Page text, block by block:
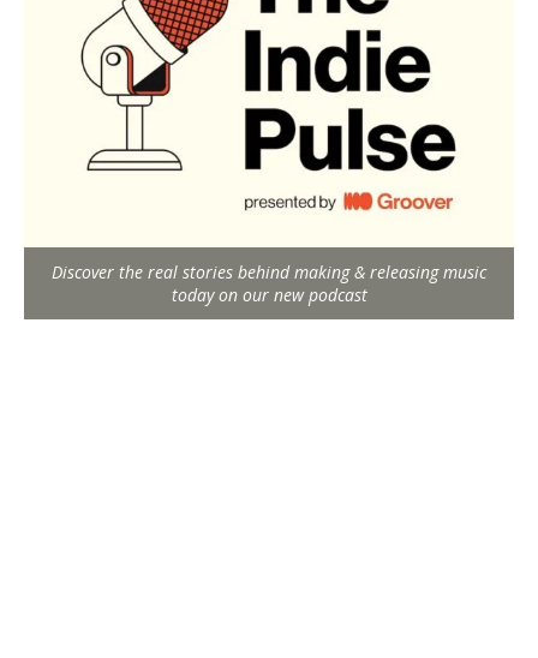
Discover the real stories behind making & releasing music
today on our new podcast